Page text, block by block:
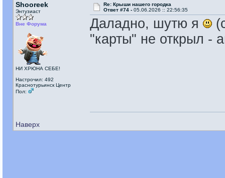
Shooreek
Энтузиаст
Вне Форума
НИ ХРЮНА СЕБЕ!
Настрочил: 492
Краснотурьинск Центр
Пол:
Re: Крыши нашего городка
Ответ #74 - 05.06.2026 :: 22:56:35
Даладно, шутю я
"карты" не открыл -
Наверх